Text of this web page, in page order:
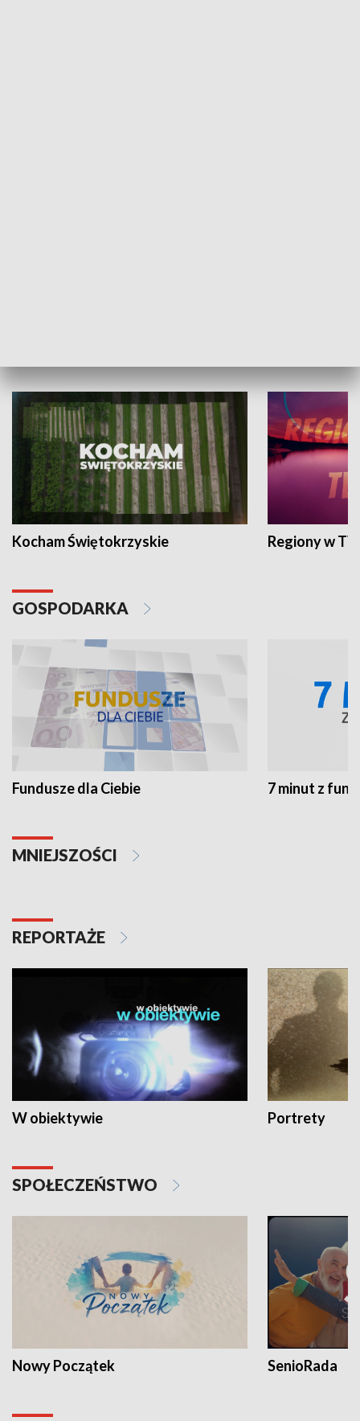
Kocham Świętokrzyskie Regiony w
GOSPODARKA
Fundusze dla Ciebie 7 minut z
MNIEJSZOŚCI
REPORTAŻE
W obiektywie Portrety
SPOŁECZEŃSTWO
Nowy Początek SenioRada